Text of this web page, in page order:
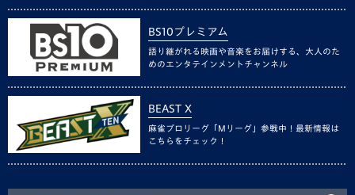
BS10プレミアム
語り継がれる映画や音楽をお届けする、大人のた
めのエンタテインメントチャンネル
BEAST X
麻雀プロリーグ「Mリーグ」参戦中！最新情報は
こちらをチェック！